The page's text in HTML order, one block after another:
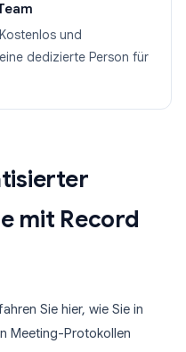
und
dedizierte Person für
mit Record
Sie hier, wie Sie in
Meeting-Protokollen